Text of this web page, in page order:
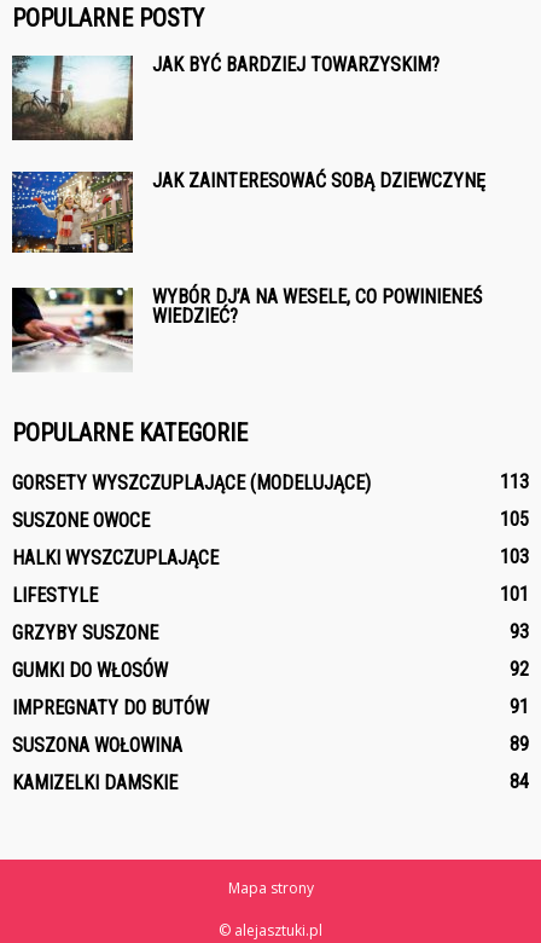
POPULARNE POSTY
JAK BYĆ BARDZIEJ TOWARZYSKIM?
JAK ZAINTERESOWAĆ SOBĄ DZIEWCZYNĘ
WYBÓR DJ’A NA WESELE, CO POWINIENEŚ
WIEDZIEĆ?
POPULARNE KATEGORIE
GORSETY WYSZCZUPLAJĄCE (MODELUJĄCE)
113
SUSZONE OWOCE
105
HALKI WYSZCZUPLAJĄCE
103
LIFESTYLE
101
GRZYBY SUSZONE
93
GUMKI DO WŁOSÓW
92
IMPREGNATY DO BUTÓW
91
SUSZONA WOŁOWINA
89
KAMIZELKI DAMSKIE
84
Mapa strony
© alejasztuki.pl